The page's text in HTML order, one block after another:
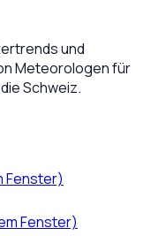
und
Meteorologen für
Schweiz.
Fenster)
Fenster)